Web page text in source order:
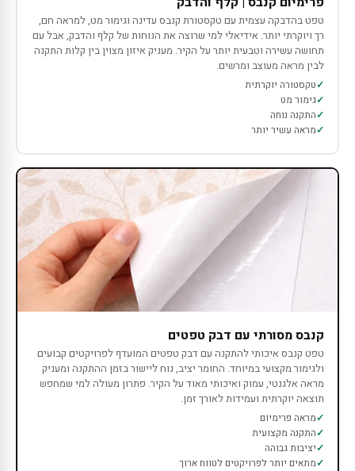
טפט בהדבקה עצמית עם טקסטורת קנבס עדינה וגימור מט, למראה חם,
רך ויוקרתי יותר. אידיאלי למי שרוצה את הנוחות של קלף והדבק, אבל עם
תחושה עשירה וטבעית יותר על הקיר. מעניק איזון מצוין בין קלות התקנה
לבין מראה מעוצב ומרשים.
טקסטורה יוקרתית
גימור מט
התקנה נוחה
מראה עשיר יותר
קנבס מסורתי עם דבק טפטים
טפט קנבס איכותי להתקנה עם דבק טפטים המועדף לפרויקטים קבועים
ולגימור מקצועי במיוחד. החומר יציב, נוח ליישור בזמן ההתקנה ומעניק
מראה אלגנטי, עמוק ואיכותי מאוד על הקיר. פתרון מעולה למי שמחפש
תוצאה יוקרתית ועמידות לאורך זמן.
מראה פרימיום
התקנה מקצועית
יציבות גבוהה
מתאים יותר לפרויקטים לטווח ארוך